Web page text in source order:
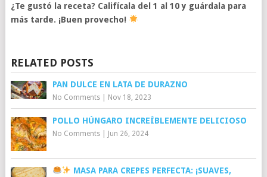
¿Te gustó la receta? Califícala del 1 al 10 y guárdala para
más tarde. ¡Buen provecho!
RELATED POSTS
PAN DULCE EN LATA DE DURAZNO
No Comments| Nov 18, 2023
POLLO HÚNGARO INCREÍBLEMENTE DELICIOSO
No Comments| Jun 26, 2024
MASA PARA CREPES PERFECTA: ¡SUAVES,